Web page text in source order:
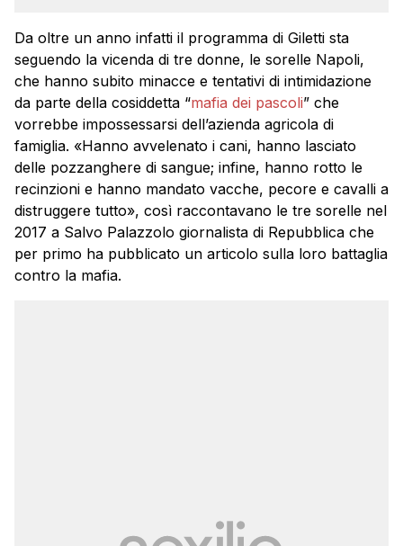
Da oltre un anno infatti il programma di Giletti sta
seguendo la vicenda di tre donne, le sorelle Napoli,
che hanno subito minacce e tentativi di intimidazione
da parte della cosiddetta “mafia dei pascoli” che
vorrebbe impossessarsi dell’azienda agricola di
famiglia. «Hanno avvelenato i cani, hanno lasciato
delle pozzanghere di sangue; infine, hanno rotto le
recinzioni e hanno mandato vacche, pecore e cavalli a
distruggere tutto», così raccontavano le tre sorelle nel
2017 a Salvo Palazzolo giornalista di Repubblica che
per primo ha pubblicato un articolo sulla loro battaglia
contro la mafia.